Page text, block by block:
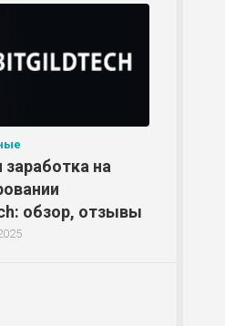
заработка на
обзор, отзывы